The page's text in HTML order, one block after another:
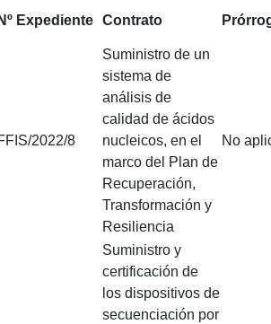
Expediente Contrato
2022/8
Suministro de un
sistema de
análisis de
calidad de ácidos
nucleicos, en el
marco del Plan de
Recuperación,
Transformación y
Resiliencia
No
Suministro y
certificación de
los dispositivos de
secuenciación por